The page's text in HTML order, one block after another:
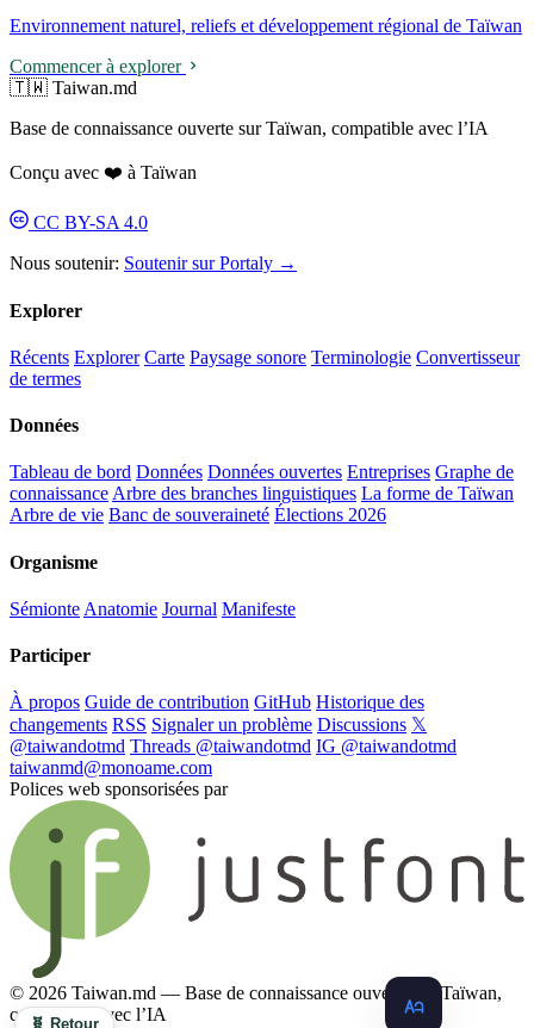
Environnement naturel, reliefs et développement régional de Taïwan
Commencer à explorer
🇹🇼 Taiwan.md
Base de connaissance ouverte sur Taïwan, compatible avec l’IA
Conçu avec ❤️ à Taïwan
CC BY-SA 4.0
Nous soutenir: Soutenir sur Portaly →
Explorer
Récents Explorer Carte Paysage sonore Terminologie Convertisseur
de termes
Données
Tableau de bord Données Données ouvertes Entreprises Graphe de
connaissance Arbre des branches linguistiques La forme de Taïwan
Arbre de vie Banc de souveraineté Élections 2026
Organisme
Sémionte Anatomie Journal Manifeste
Participer
À propos Guide de contribution GitHub Historique des
changements RSS Signaler un problème Discussions 𝕏
@taiwandotmd Threads @taiwandotmd IG @taiwandotmd
taiwanmd@monoame.com
Polices web sponsorisées par
© 2026 Taiwan.md — Base de connaissance ouverte sur Taïwan,
compatible avec l’IA
🧬 Retour